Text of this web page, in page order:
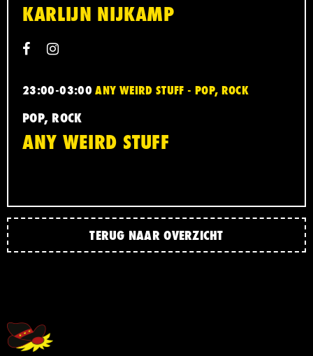
KARLIJN NIJKAMP
23:00-03:00 ANY WEIRD STUFF - POP, ROCK
POP, ROCK
ANY WEIRD STUFF
TERUG NAAR OVERZICHT